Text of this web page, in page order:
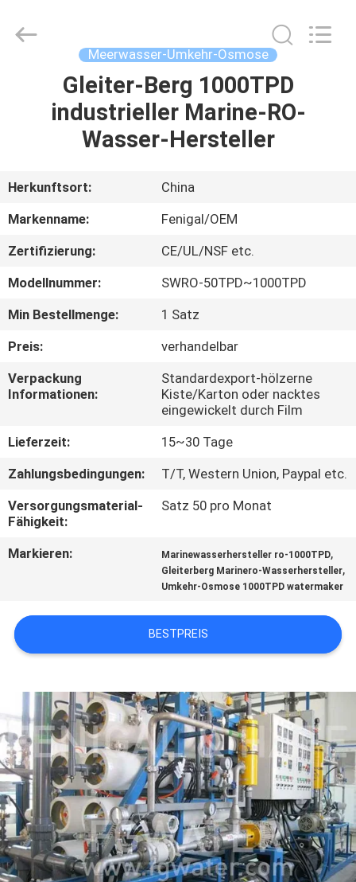
PRODUKTE
ÜBER
UNS
FABRIK-
AUSFLUG
QUALITÄTSKONTROLLE
TRETEN
MIT
UNS
IN
VERBINDUNG
FORDERN
SIE EIN
SITEMAP
PRIVACY
POLICY
Meerwasser-Umkehr-Osmose
Gleiter-Berg 1000TPD
industrieller Marine-RO-
Wasser-Hersteller
Herkunftsort:
China
Markenname:
Fenigal/OEM
Zertifizierung:
CE/UL/NSF etc.
Modellnummer:
SWRO-50TPD~1000TPD
Min Bestellmenge:
1 Satz
Preis:
verhandelbar
Verpackung
Informationen:
Standardexport-hölzerne
Kiste/Karton oder nacktes
eingewickelt durch Film
Lieferzeit:
15~30 Tage
Zahlungsbedingungen:
T/T, Western Union, Paypal etc.
Versorgungsmaterial-
Fähigkeit:
Satz 50 pro Monat
Markieren: Marinewasserhersteller ro-1000TPD,
Gleiterberg Marinero-Wasserhersteller,
Umkehr-Osmose 1000TPD watermaker
BESTPREIS